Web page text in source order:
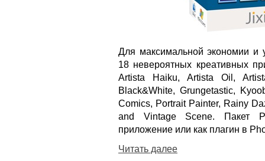
Для максимальной экономии и
18 невероятных креативных
Artista Haiku, Artista Oil,
Black&White, Grungetastic,
Comics, Portrait Painter, Rainy
and Vintage Scene. Пакет
приложение или как плагин в
Читать далее